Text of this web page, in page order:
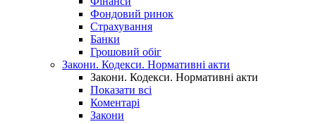
Фондовий ринок
Страхування
Банки
Грошовий обіг
Закони. Кодекси. Нормативні акти
Закони. Кодекси. Нормативні акти
Показати всі
Коментарі
Закони